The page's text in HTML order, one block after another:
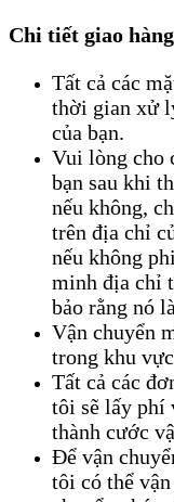
Chi tiết giao hàng
Tất cả các
thời gian xử
của bạn.
Vui lòng cho
bạn sau khi
nếu không,
trên địa chỉ
nếu không
minh địa chỉ
bảo rằng nó
Vận chuyển
trong khu
Tất cả các
tôi sẽ lấy phí
thành cước
Để vận
tôi có thể